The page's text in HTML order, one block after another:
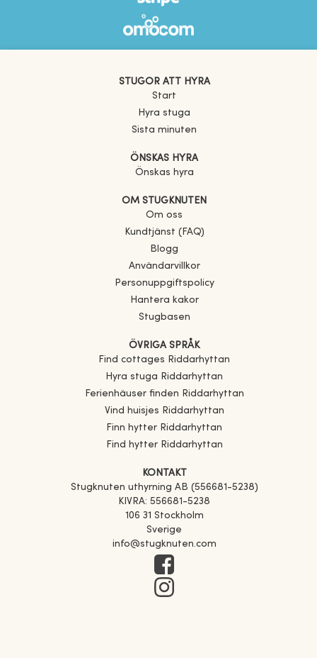
STUGOR ATT HYRA
Start
Hyra stuga
Sista minuten
ÖNSKAS HYRA
Önskas hyra
OM STUGKNUTEN
Om oss
Kundtjänst (FAQ)
Blogg
Användarvillkor
Personuppgiftspolicy
Hantera kakor
Stugbasen
ÖVRIGA SPRÅK
Find cottages
Riddarhyttan
Hyra stuga
Riddarhyttan
Ferienhäuser finden
Riddarhyttan
Vind huisjes
Riddarhyttan
Finn hytter Riddarhyttan
Find hytter Riddarhyttan
KONTAKT
Stugknuten uthyrning AB (556681-5238)
KIVRA: 556681-5238
106 31 Stockholm
Sverige
info@stugknuten.com